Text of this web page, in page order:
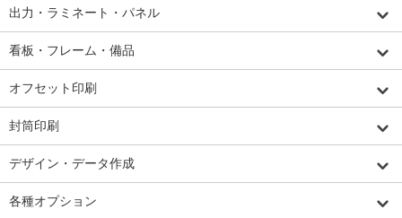
出力・ラミネート・パネル
看板・フレーム・備品
オフセット印刷
封筒印刷
デザイン・データ作成
各種オプション